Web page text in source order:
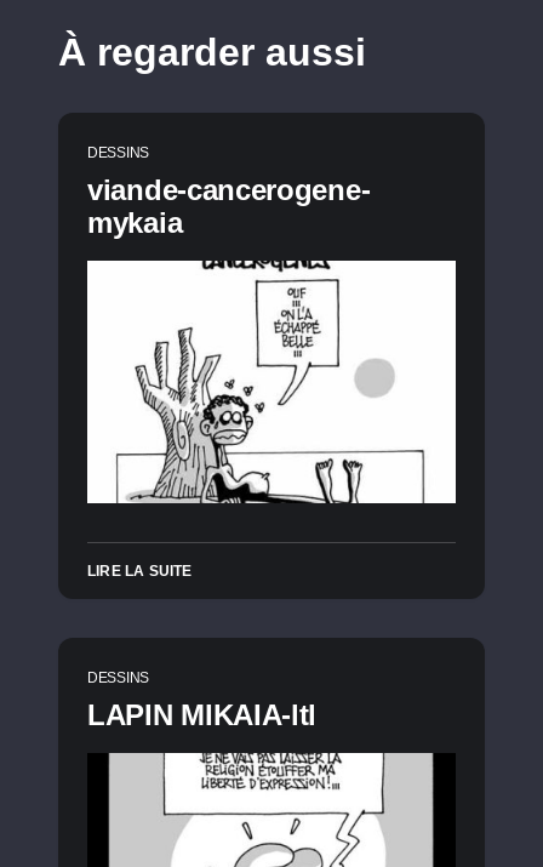
À regarder aussi
DESSINS
viande-cancerogene-
mykaia
LIRE LA SUITE
DESSINS
LAPIN MIKAIA-ltl